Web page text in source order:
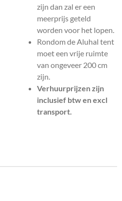
zijn dan zal er een
meerprijs geteld
worden voor het lopen.
Rondom de Aluhal tent
moet een vrije ruimte
van ongeveer 200 cm
zijn.
Verhuurprijzen zijn
inclusief btw en excl
transport.